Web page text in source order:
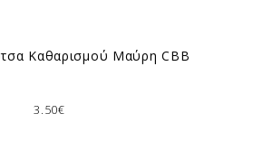
Καθαρισμού Μαύρη CBB
3.50€